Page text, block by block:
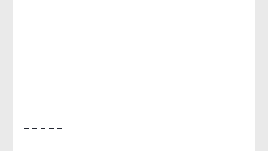
– – – – –